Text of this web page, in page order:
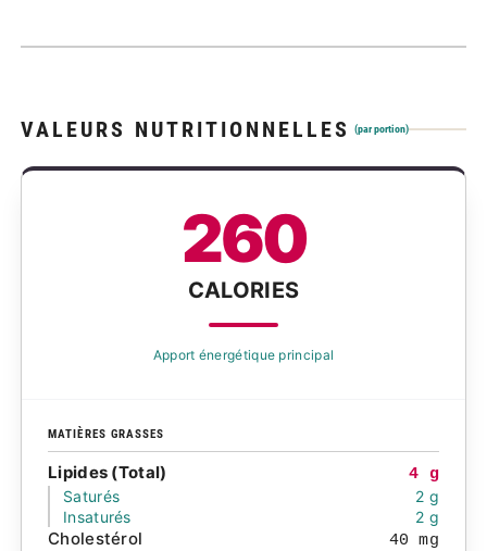
VALEURS NUTRITIONNELLES (par portion)
260
CALORIES
Apport énergétique principal
MATIÈRES GRASSES
Lipides (Total)
4 g
Saturés
2 g
Insaturés
2 g
Cholestérol 40 mg